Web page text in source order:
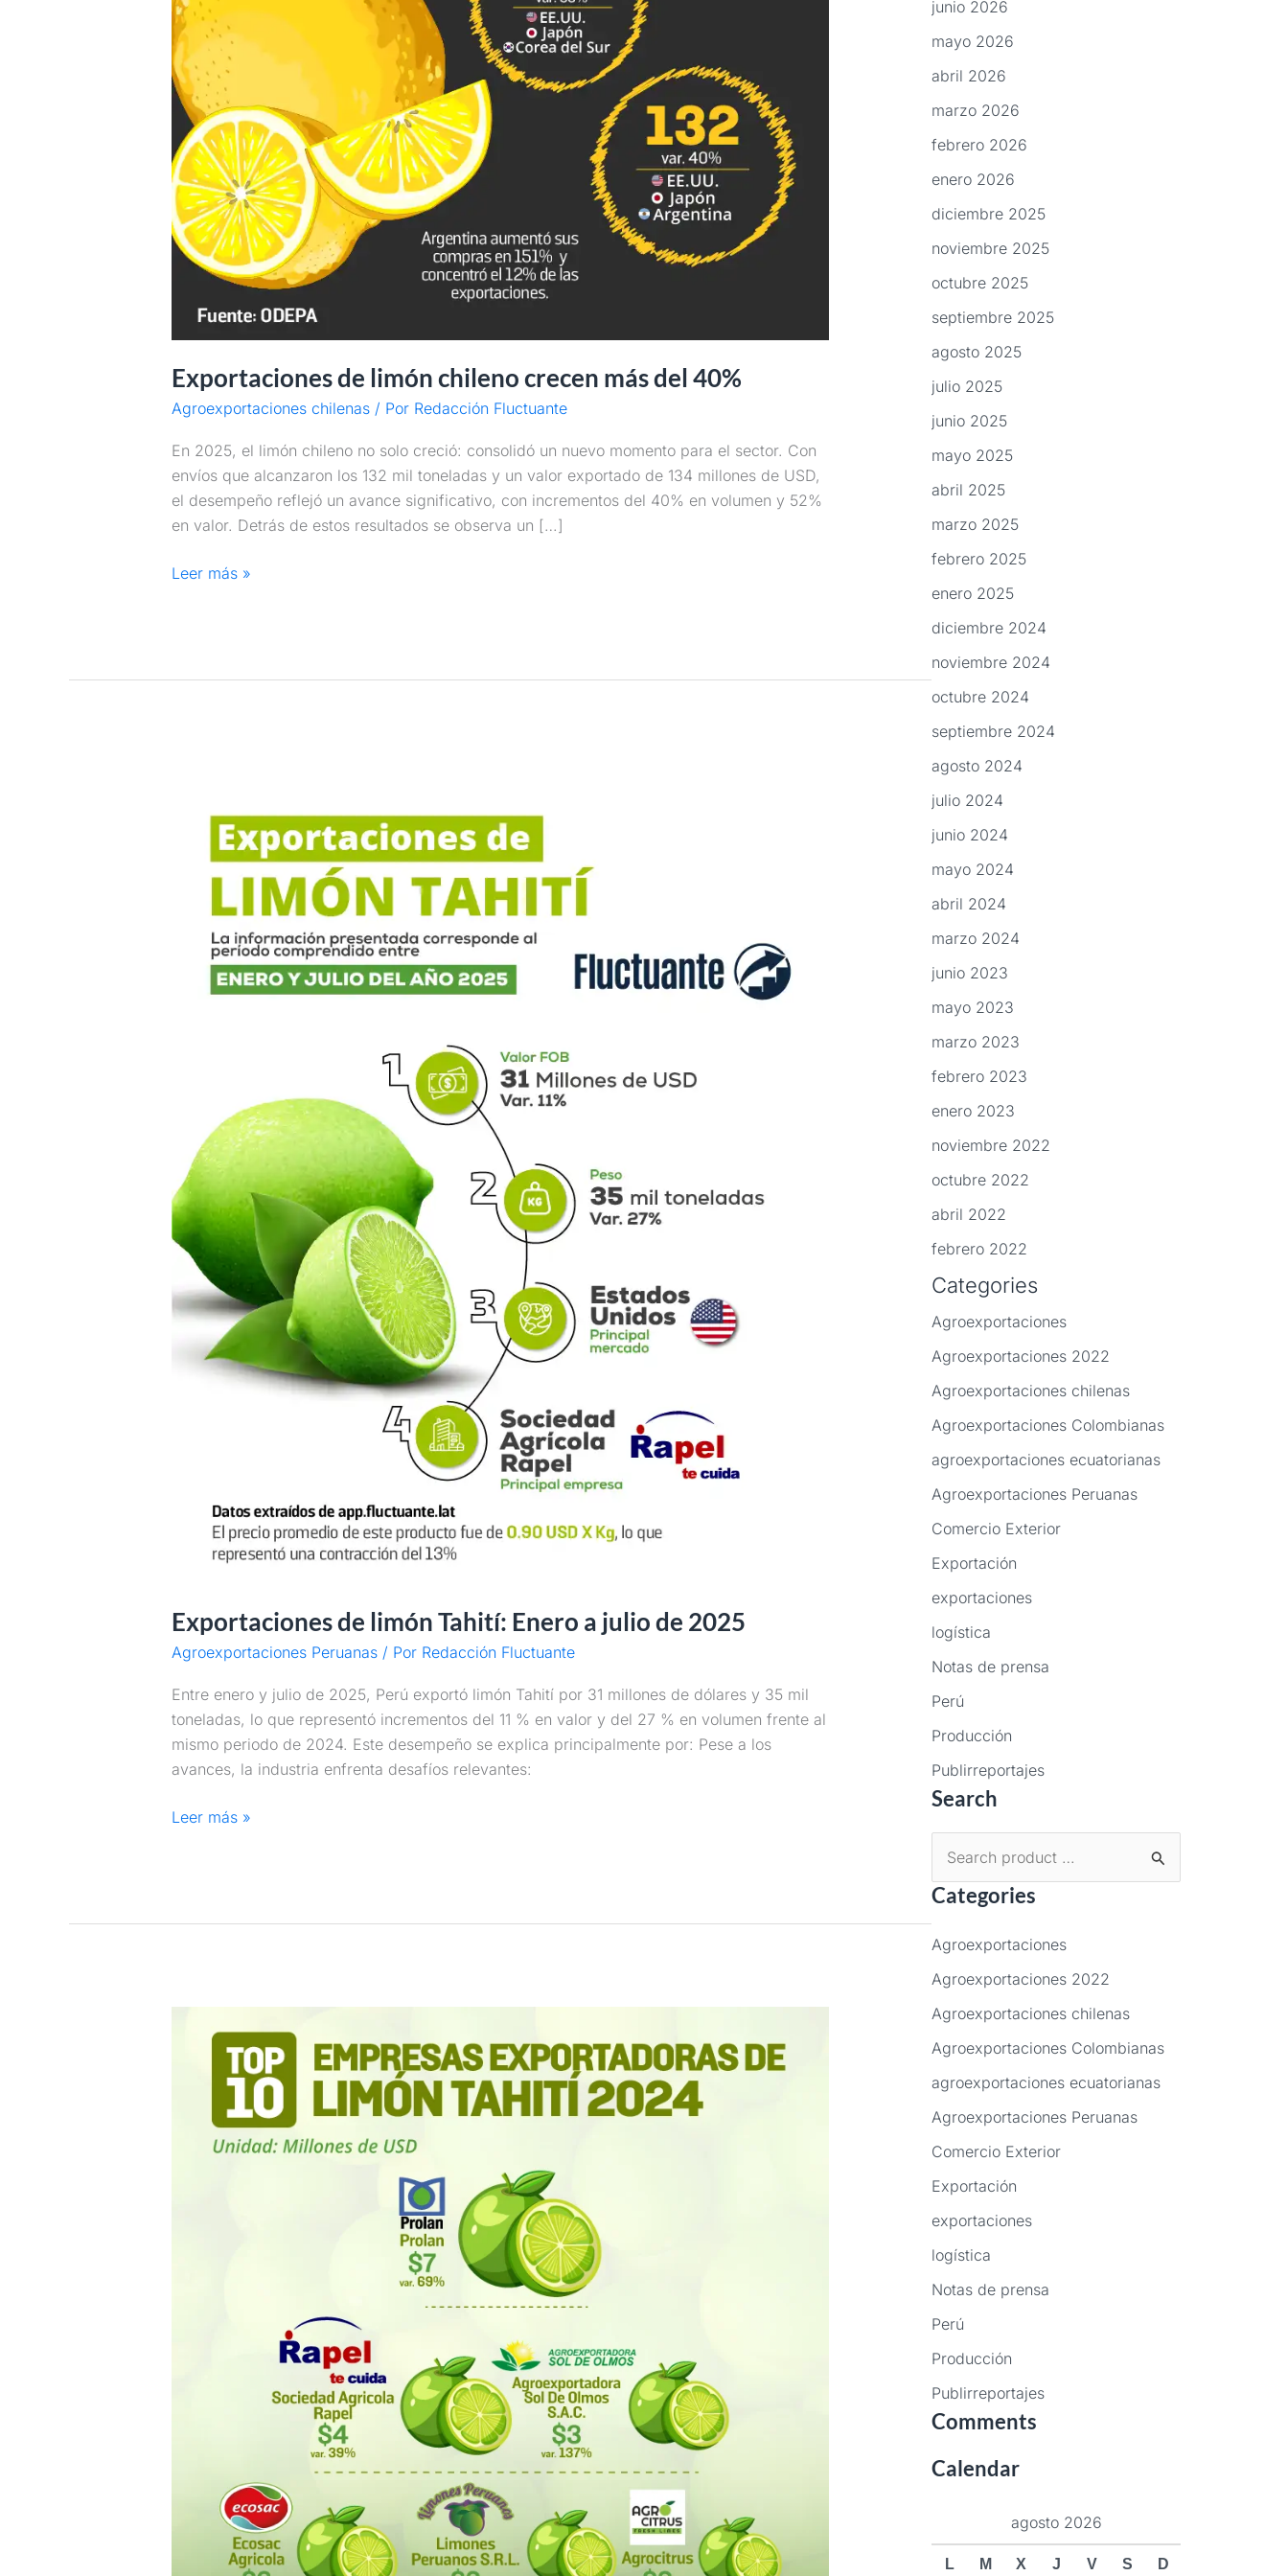
Exportaciones de limón chileno crecen más del 40%
Agroexportaciones chilenas/ Por Redacción Fluctuante
En 2025, el limón chileno no solo creció: consolidó un nuevo momento para el sector. Con
envíos que alcanzaron los 132 mil toneladas y un valor exportado de 134 millones de USD,
el desempeño reflejó un avance significativo, con incrementos del 40% en volumen y 52%
en valor. Detrás de estos resultados se observa un […]
Leer más »
Exportaciones de limón Tahití: Enero a julio de 2025
Agroexportaciones Peruanas/ Por Redacción Fluctuante
Entre enero y julio de 2025, Perú exportó limón Tahití por 31 millones de dólares y 35 mil
toneladas, lo que representó incrementos del 11 % en valor y del 27 % en volumen frente al
mismo periodo de 2024. Este desempeño se explica principalmente por: Pese a los
avances, la industria enfrenta desafíos relevantes:
Enero
Leer más »
Empresas
Exportadoras
Limón
junio 2026
mayo 2026
abril 2026
marzo 2026
febrero 2026
enero 2026
diciembre 2025
noviembre 2025
octubre 2025
septiembre 2025
agosto 2025
julio 2025
junio 2025
mayo 2025
abril 2025
marzo 2025
febrero 2025
enero 2025
diciembre 2024
noviembre 2024
octubre 2024
septiembre 2024
agosto 2024
julio 2024
junio 2024
mayo 2024
abril 2024
marzo 2024
junio 2023
mayo 2023
marzo 2023
febrero 2023
enero 2023
noviembre 2022
octubre 2022
abril 2022
febrero 2022
Categories
Agroexportaciones
Agroexportaciones 2022
Agroexportaciones chilenas
Agroexportaciones Colombianas
agroexportaciones ecuatorianas
Agroexportaciones Peruanas
Comercio Exterior
Exportación
exportaciones
logística
Notas de prensa
Perú
Producción
Publirreportajes
Search
u
s
c
a
r
p
o
r
Categories
Agroexportaciones
Agroexportaciones 2022
Agroexportaciones chilenas
Agroexportaciones Colombianas
agroexportaciones ecuatorianas
Agroexportaciones Peruanas
Comercio Exterior
Exportación
exportaciones
logística
Notas de prensa
Perú
Producción
Publirreportajes
Comments
Calendar
agosto 2026
L M X J V S D